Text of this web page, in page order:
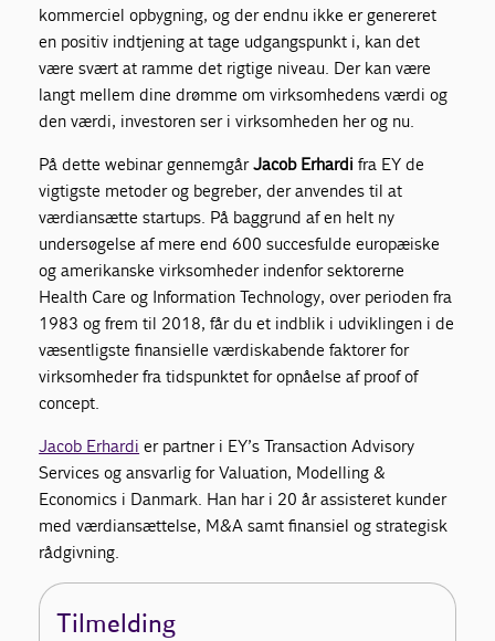
kommerciel opbygning, og der endnu ikke er genereret
en positiv indtjening at tage udgangspunkt i, kan det
være svært at ramme det rigtige niveau. Der kan være
langt mellem dine drømme om virksomhedens værdi og
den værdi, investoren ser i virksomheden her og nu.
På dette webinar gennemgårJacob Erhardi fra EY de
vigtigste metoder og begreber, der anvendes til at
værdiansætte startups. På baggrund af en helt ny
undersøgelse af mere end 600 succesfulde europæiske
og amerikanske virksomheder indenfor sektorerne
Health Care og Information Technology, over perioden fra
1983 og frem til 2018, får du et indblik i udviklingen i de
væsentligste finansielle værdiskabende faktorer for
virksomheder fra tidspunktet for opnåelse af proof of
concept.
Jacob Erhardi er partner i EY’s Transaction Advisory
Services og ansvarlig for Valuation, Modelling &
Economics i Danmark. Han har i 20 år assisteret kunder
med værdiansættelse, M&A samt finansiel og strategisk
rådgivning.
Tilmelding